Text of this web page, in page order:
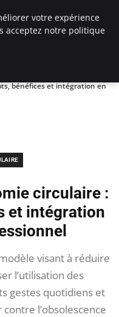
bénéfices et intégration en
circulaire :
et intégration
visant à réduire
l’utilisation des
gestes quotidiens et
l’obsolescence
votre expérience
acceptez notre politique